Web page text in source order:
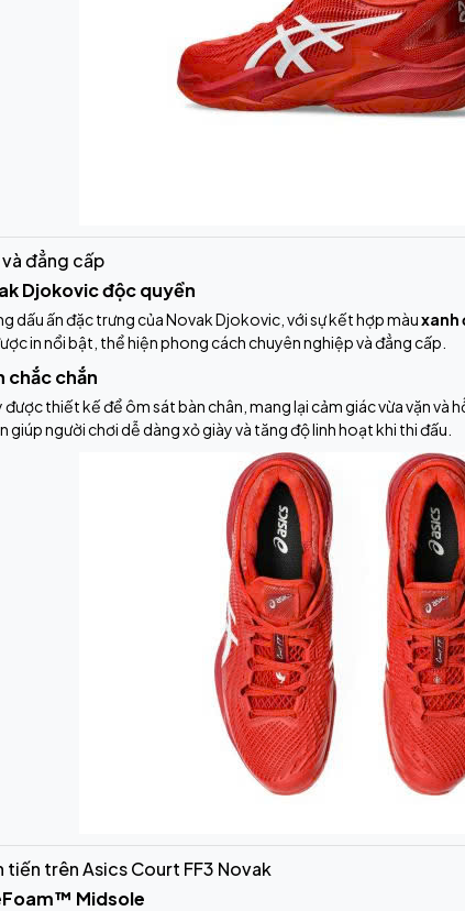
đẳng cấp
Djokovic độc quyền
dấu ấn đặc trưng của Novak Djokovic, với sự kết hợp màuxanh
in nổi bật, thể hiện phong cách chuyên nghiệp và đẳng cấp.
chắc chắn
được thiết kế để ôm sát bàn chân, mang lại cảm giác vừa vặn và
giúp người chơi dễ dàng xỏ giày và tăng độ linh hoạt khi thi đấu.
tiến trên Asics Court FF3 Novak
Midsole